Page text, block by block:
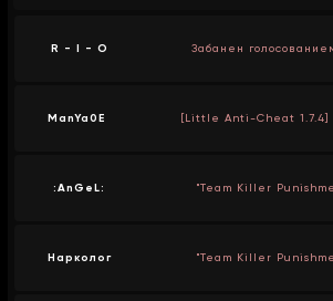
R - I - O
ManYa0E
:AnGeL: "Team Killer
Нарколог "Team Killer